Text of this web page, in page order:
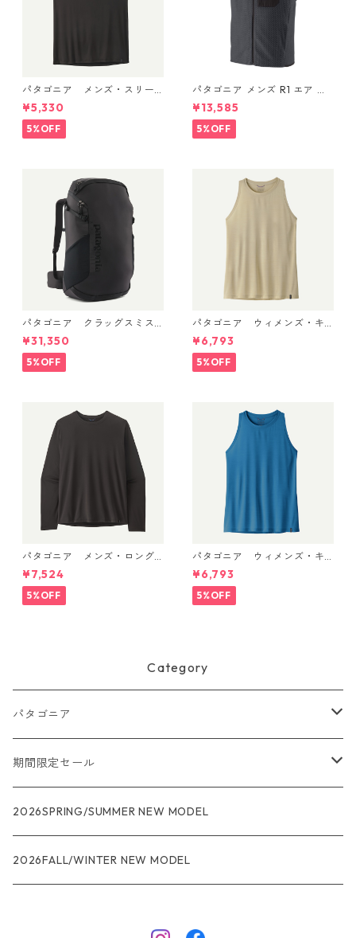
パタゴニア メンズ・スリー
ブレス・キャプリーン・クー
ル・デイリー・シャツ (カラ
ー Black) Patagonia Men's Sl
eeveless Capilene® Cool Da
¥5,330
5%OFF
パタゴニア メンズ R1 エア ベ
スト 40285 Smolder Blue
¥13,585
5%OFF
パタゴニア クラッグスミス
パック 45L ブラック 48066 P
atagonia Cragsmith Pack 日
本正規品
¥31,350
5%OFF
パタゴニア ウィメンズ・キ
ャプリーン・クール・ウルト
ラ・タンク Pumice - Dyno W
hite X-Dye 44740 日本正規
品
¥6,793
5%OFF
パタゴニア メンズ・ロング
スリーブ・キャプリーン・ク
ール・デイリー・シャツ Black
¥7,524
5%OFF
パタゴニア ウィメンズ・キ
ャプリーン・クール・ウルト
ラ・タンク Aquatic Blue - Li
ght Aquatic Blue X-Dye 447
40 日本正規品
¥6,793
5%OFF
Category
パタゴニア
メンズ
R1
R1エア
ウィメンズ
R1
ジャケット・アウター
期間限定セール
★★★
レインウェアー
2026SPRING/SUMMER NEW MODEL
2026FALL/WINTER NEW MODEL